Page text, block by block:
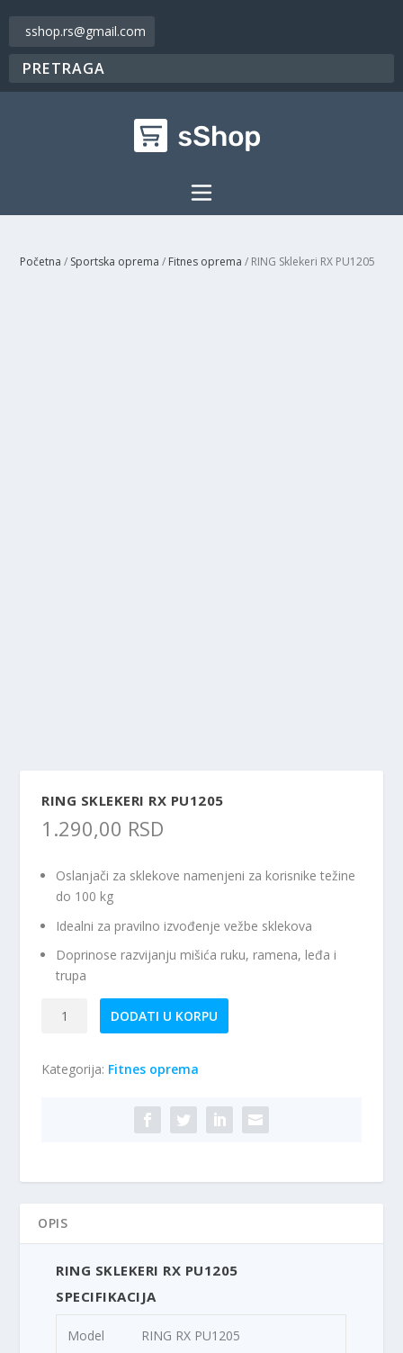
sshop.rs@gmail.com
Početna / Sportska oprema / Fitnes oprema / RING Sklekeri RX PU1205
RING SKLEKERI RX PU1205
1.290,00 RSD
Oslanjači za sklekove namenjeni za korisnike težine
do 100 kg
Idealni za pravilno izvođenje vežbe sklekova
Doprinose razvijanju mišića ruku, ramena, leđa i
trupa
RING
PU1205
DODATI U KORPU
Kategorija: Fitnes oprema
OPIS
RING SKLEKERI RX PU1205
SPECIFIKACIJA
Model RING RX PU1205